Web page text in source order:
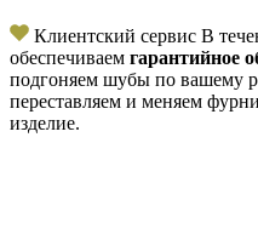
Клиентский сервис В
обеспечиваем гарантийное
подгоняем шубы по вашему
переставляем и меняем
изделие.